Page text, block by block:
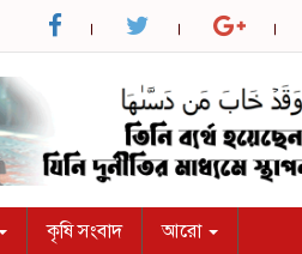
কৃষি সংবাদ আরো